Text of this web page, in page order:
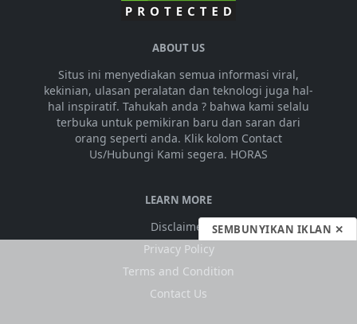
ABOUT US
Situs ini menyediakan semua informasi viral,
kekinian, ulasan peralatan dan teknologi juga hal-
hal inspiratif. Tahukah anda ? bahwa kami selalu
terbuka untuk pemikiran baru dan saran dari
orang seperti anda. Klik kolom Contact
Us/Hubungi Kami segera. HORAS
LEARN MORE
Disclaimer
Privacy Policy
Terms and Condition
Contact Us
SEMBUNYIKAN IKLAN ✕